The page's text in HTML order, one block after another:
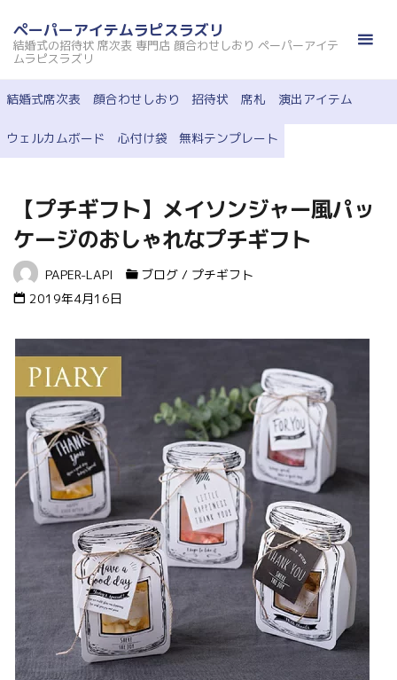
ン
ツ
へ
ス
ペーパーアイテムラピスラズリ
結婚式の招待状 席次表 専門店 顔合わせしおり ペーパーアイテ
ムラピスラズリ
結婚式席次表 顔合わせしおり 招待状 席札 演出アイテム
ウェルカムボード 心付け袋 無料テンプレート
【プチギフト】メイソンジャー風パッ
ケージのおしゃれなプチギフト
PAPER-LAPI ブログ / プチギフト
2019年4月16日